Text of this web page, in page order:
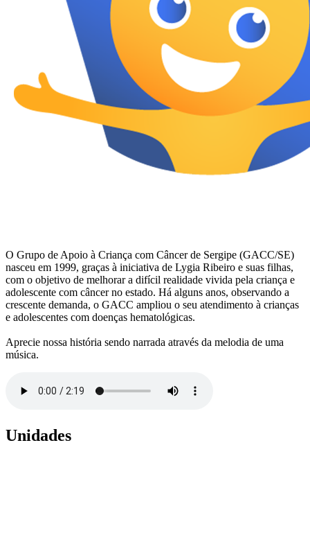
O Grupo de Apoio à Criança com Câncer de Sergipe (GACC/SE)
nasceu em 1999, graças à iniciativa de Lygia Ribeiro e suas filhas,
com o objetivo de melhorar a difícil realidade vivida pela criança e
adolescente com câncer no estado. Há alguns anos, observando a
crescente demanda, o GACC ampliou o seu atendimento à crianças
e adolescentes com doenças hematológicas.
Aprecie nossa história sendo narrada através da melodia de uma
música.
Unidades